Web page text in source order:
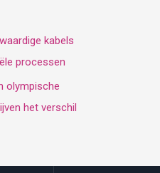
kabels
processen
olympische
het verschil